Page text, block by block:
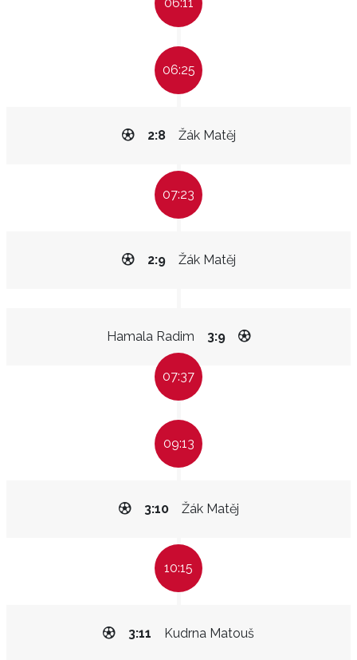
06:25
Žák Matěj
2:8
07:23
Žák Matěj
2:9
Hamala Radim 3:9
07:37
09:13
Žák Matěj
3:10
10:15
Kudrna Matouš
3:11